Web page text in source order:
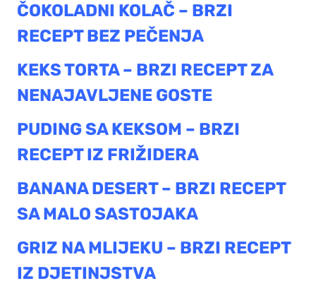
ČOKOLADNI KOLAČ – BRZI
RECEPT BEZ PEČENJA
KEKS TORTA – BRZI RECEPT ZA
NENAJAVLJENE GOSTE
PUDING SA KEKSOM – BRZI
RECEPT IZ FRIŽIDERA
BANANA DESERT – BRZI RECEPT
SA MALO SASTOJAKA
GRIZ NA MLIJEKU – BRZI RECEPT
IZ DJETINJSTVA